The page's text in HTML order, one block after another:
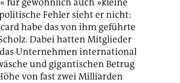
Fehler sieht er nicht:
habe das von ihm geführte
Dabei hatten Mitglieder
Unternehmen international
und gigantischen Betrug
von fast zwei Milliarden